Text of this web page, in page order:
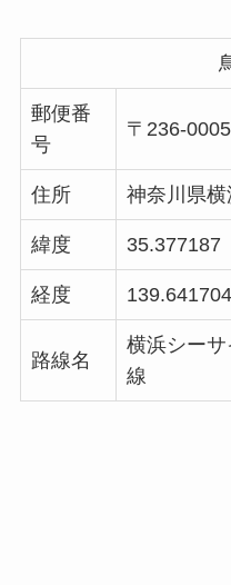
郵便番
号
〒236-0005
住所 神奈川県横
緯度 35.377187
経度 139.641704
路線名
横浜シー
線